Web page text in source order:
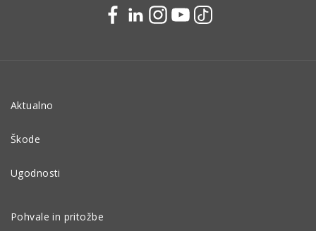
Aktualno
Škode
Ugodnosti
Pohvale in pritožbe